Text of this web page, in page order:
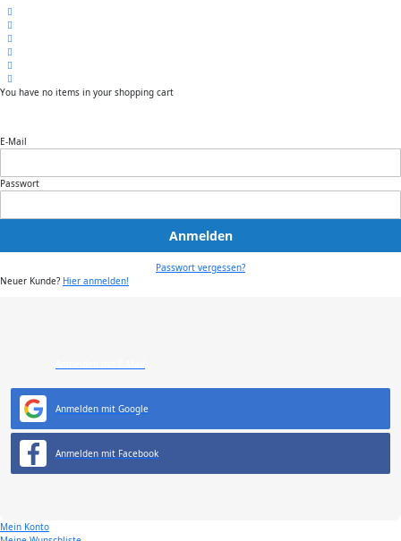
You have no items in your shopping cart
E-Mail
Passwort
Anmelden
Passwort vergessen?
Neuer Kunde? Hier anmelden!
Anmelden mit Google
Anmelden mit Facebook
Mein Konto